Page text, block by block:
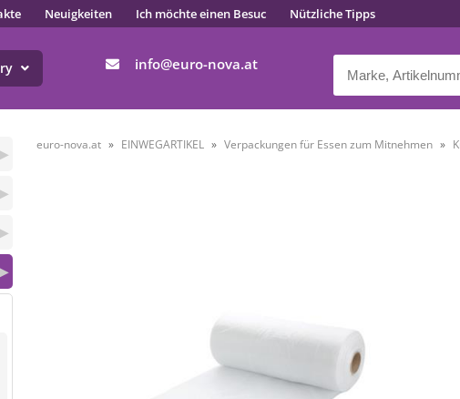
Neuigkeiten Ich möchte einen Besuc Nützliche Tipps
info euro-nova.at
▶
▶
▶
▶
euro-nova.at EINWEGARTIKEL Verpackungen für Essen zum Mitnehmen